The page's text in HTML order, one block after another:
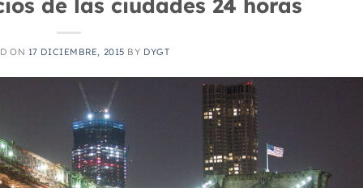
ON 17 DICIEMBRE, 2015 BY DYGT